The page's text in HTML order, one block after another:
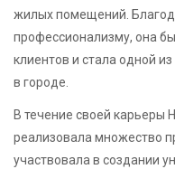
жилых помещений.
профессионализму, она
клиентов и стала одной
в городе.
В течение своей карьеры
реализовала множество
участвовала в создании